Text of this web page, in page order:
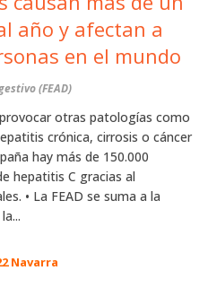
año y afectan a
en el mundo
(FEAD)
otras patologías como
crónica, cirrosis o cáncer
hay más de 150.000
hepatitis C gracias al
• La FEAD se suma a la
Navarra